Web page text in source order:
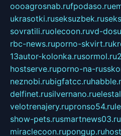
oooagrosnab.rufpodaso.ru
ukrasotki.ruseksuzbek.ru
sovratili.ruolecoon.ruvd-
rbc-news.ruporno-skvirt.ru
13autor-kolonka.rusormol.ru
hostserve.ruporno-na-
neznobi.rubigfatcc.ru
delfinet.rusilvernano.ru
velotrenajery.rupronso54.ru
show-pets.rusmartnews03.ru
miraclecoon.rupongup.ru